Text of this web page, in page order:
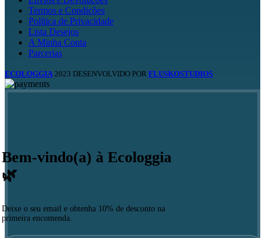
Termos e Condições
Política de Privacidade
Lista Desejos
A Minha Conta
Parcerias
ECOLOGGIA 2023 DESENVOLVIDO POR FLUSKOSTUDIOS
Bem-vindo(a) à Ecologgia
🌿
Deixe o seu email e obtenha 10% de desconto na
primeira encomenda.